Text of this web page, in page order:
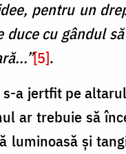
pentru un
duce cu gândul
[5].
s-a jertfit pe
ar trebuie să
luminoasă și